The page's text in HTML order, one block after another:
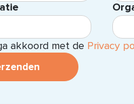
akkoord met de Privacy